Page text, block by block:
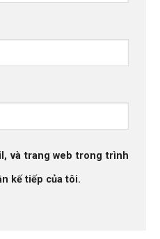
và trang web trong trình
kế tiếp của tôi.